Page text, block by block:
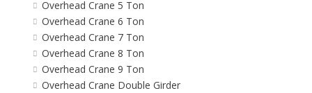
Overhead Crane 5 Ton
Overhead Crane 6 Ton
Overhead Crane 7 Ton
Overhead Crane 8 Ton
Overhead Crane 9 Ton
Overhead Crane Double Girder